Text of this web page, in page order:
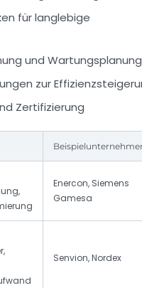
für langlebige
und Wartungsplanung
zur
Zertifizierung
Enercon, Siemens
Gamesa
Senvion, Nordex